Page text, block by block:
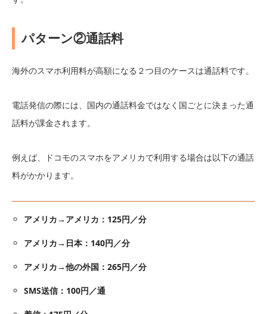
パターン②通話料
海外のスマホ利用料が高額になる２つ目のケースは通話料です。
電話発信の際には、国内の通話料金ではなく国ごとに決まった通
話料が課金されます。
例えば、ドコモのスマホをアメリカで利用する場合は以下の通話
料がかかります。
アメリカ→アメリカ：125円／分
アメリカ→日本：140円／分
アメリカ→他の外国：265円／分
SMS送信：100円／通